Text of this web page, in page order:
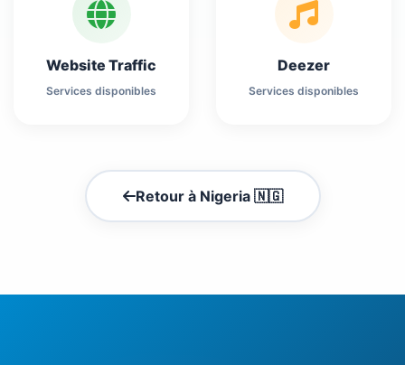
Website Traffic
Services disponibles
Deezer
Services disponibles
Retour à Nigeria 🇳🇬